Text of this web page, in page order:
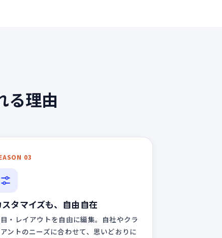
る理由
03
スタマイズも、自由自在
・レイアウトを自由に編集。自社やクラ
ントのニーズに合わせて、思いどおりに